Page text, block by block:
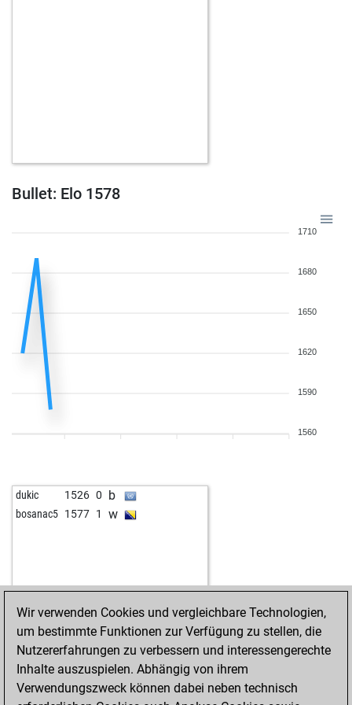
Bullet: Elo 1578
1710
1680
1650
1620
1590
1560
dukic 1526 0 b
bosanac5 1577 1 w
Wir verwenden Cookies und vergleichbare Technologien,
um bestimmte Funktionen zur Verfügung zu stellen, die
Nutzererfahrungen zu verbessern und interessengerechte
Inhalte auszuspielen. Abhängig von ihrem
Verwendungszweck können dabei neben technisch